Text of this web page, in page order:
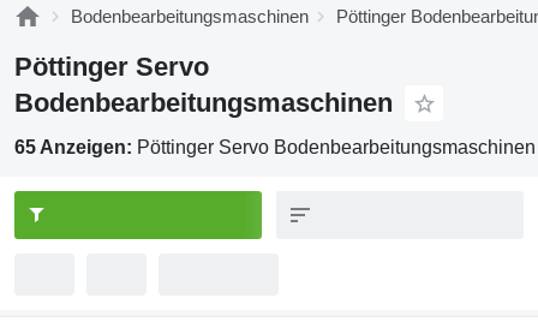
Bodenbearbeitungsmaschinen Pöttinger
Pöttinger Servo
Bodenbearbeitungsmaschinen
65 Anzeigen: Pöttinger Servo Bodenbearbeitungsmaschinen